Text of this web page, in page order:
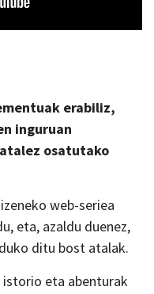
erabiliz,
inguruan
osatutako
izeneko web-seriea
eta, azaldu duenez,
ditu bost atalak.
istorio eta abenturak